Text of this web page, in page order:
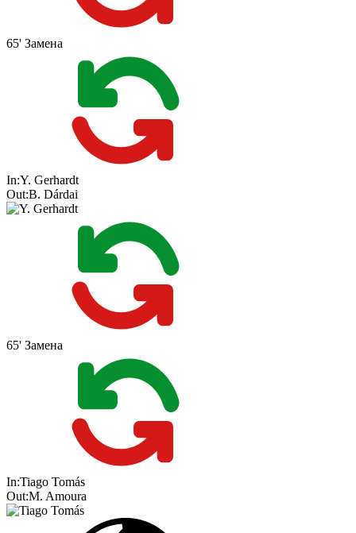
65' Замена
In:Y. Gerhardt
Out:B. Dárdai
65' Замена
In:Tiago Tomás
Out:M. Amoura